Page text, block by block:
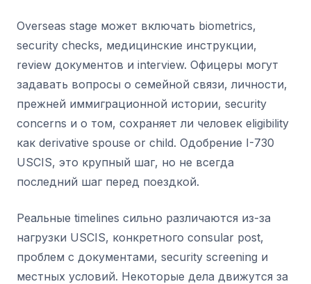
Overseas stage может включать biometrics,
security checks, медицинские инструкции,
review документов и interview. Офицеры могут
задавать вопросы о семейной связи, личности,
прежней иммиграционной истории, security
concerns и о том, сохраняет ли человек eligibility
как derivative spouse or child. Одобрение I-730
USCIS, это крупный шаг, но не всегда
последний шаг перед поездкой.
Реальные timelines сильно различаются из-за
нагрузки USCIS, конкретного consular post,
проблем с документами, security screening и
местных условий. Некоторые дела движутся за